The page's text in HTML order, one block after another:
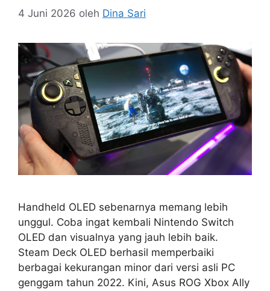
4 Juni 2026 oleh Dina Sari
Handheld OLED sebenarnya memang lebih
unggul. Coba ingat kembali Nintendo Switch
OLED dan visualnya yang jauh lebih baik.
Steam Deck OLED berhasil memperbaiki
berbagai kekurangan minor dari versi asli PC
genggam tahun 2022. Kini, Asus ROG Xbox Ally